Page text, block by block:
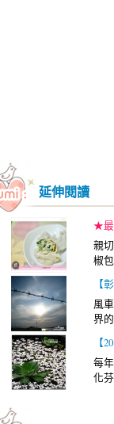
延伸閱讀
★最
親
椒
【
風
界
【
每
化